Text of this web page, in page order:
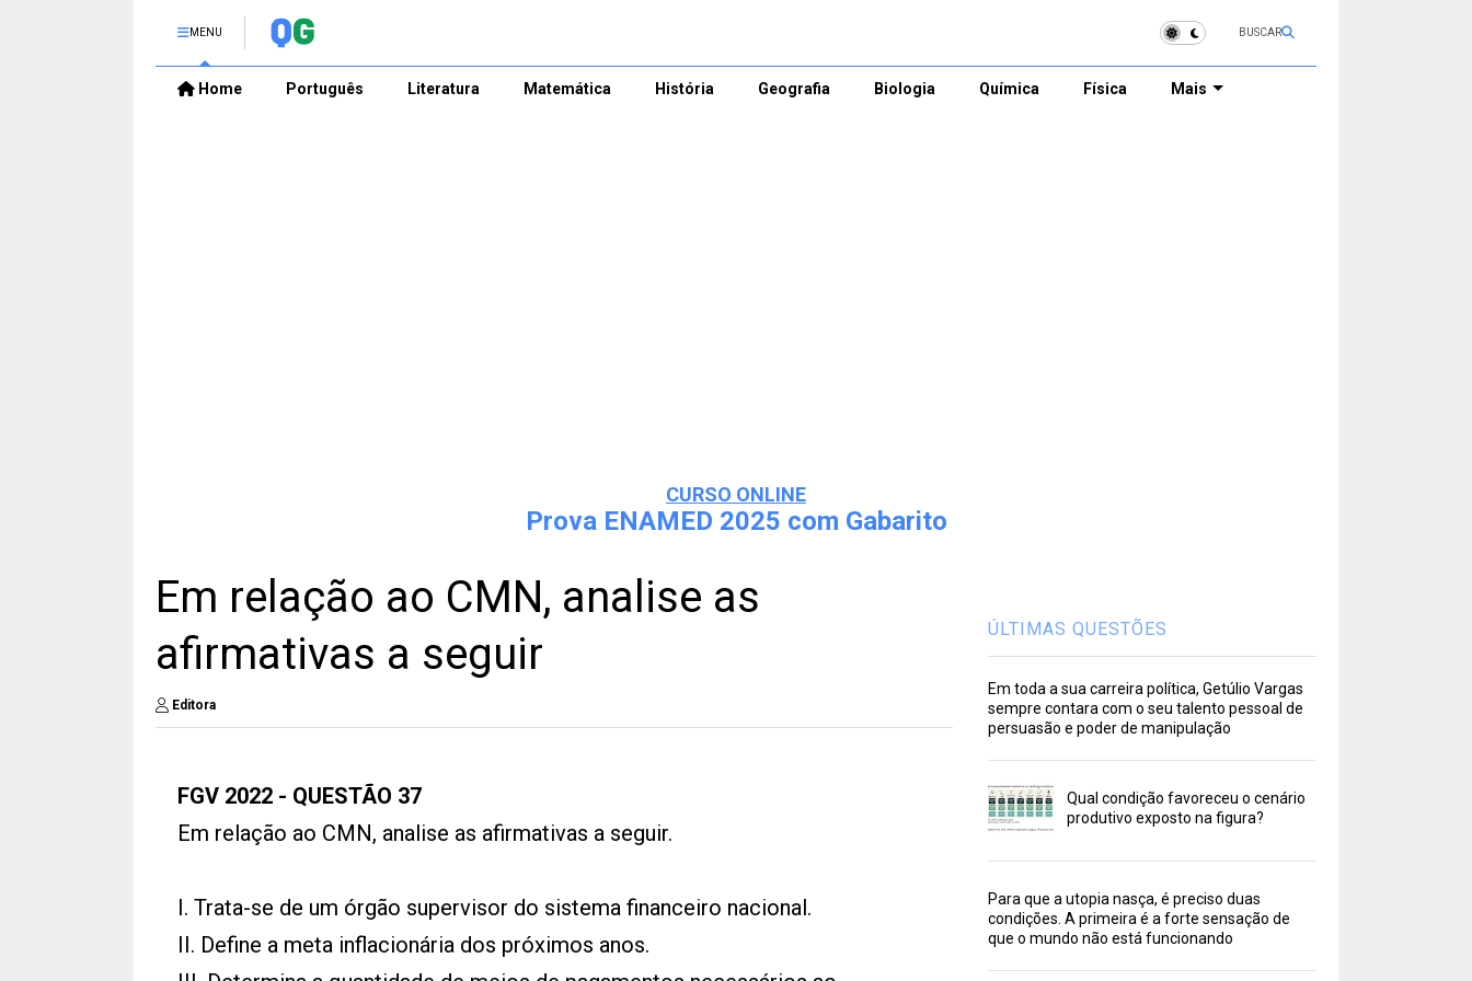
MENU BUSCAR
Home Português Literatura Matemática História Geografia Biologia Química Física Mais
CURSO ONLINE
Prova ENAMED 2025 com Gabarito
Em relação ao CMN, analise as
afirmativas a seguir
Editora
FGV 2022 - QUESTÃO 37
Em relação ao CMN, analise as afirmativas a seguir.
I. Trata-se de um órgão supervisor do sistema financeiro nacional.
II. Define a meta inflacionária dos próximos anos.
ÚLTIMAS QUESTÕES
Em toda a sua carreira política, Getúlio Vargas
sempre contara com o seu talento pessoal de
persuasão e poder de manipulação
Qual condição favoreceu o cenário
produtivo exposto na figura?
Para que a utopia nasça, é preciso duas
condições. A primeira é a forte sensação de
que o mundo não está funcionando